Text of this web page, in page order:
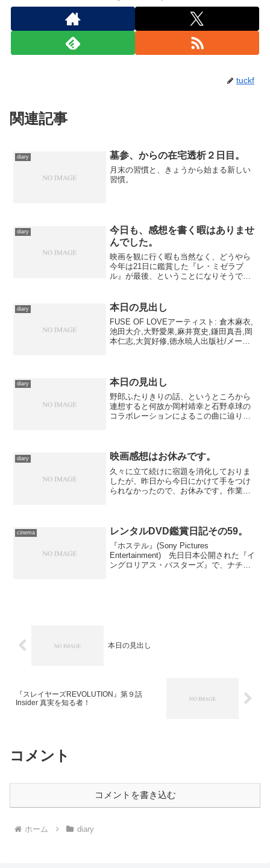
tuckf
関連記事
diary 墓参、からの在宅透析２日目。
月末の習慣と、きょうから始まる新しい
習慣。
diary
今日も、感想を書く暇はありませ
んでした。
映画を観に行く暇も当然なく、どうやら
今年は21日に鑑賞した『レ・ミゼラブ
ル』が最後、ということになりそうで
下手をすると元旦までみっちり作業を続
ける予定で、確実に年内はもう...
diary 本日の見出し
FUSE OF LOVEアーティスト: 倉木麻衣,
池田大介,大野愛果,麻井寛史,鎌田真吾,岡
本仁志,大賀好修,徳永暁人出版社/メーカ
diary 本日の見出し
野郎ふたりきりの話、というところから
連想すると何故か岡村靖幸と石野卓球の
コラボレーションによるこの曲に辿りつ
diary 映画感想はお休みです。
久々に立て続けに宿題を消化しておりま
したが、昨日から今日にかけて手をつけ
られなかったので、お休みです。作業の
宿題の数がえらいことにな...
cinema レンタルDVD鑑賞日記その59。
『ホステル』(Sony Pictures
Entertainment) 先日日本公開された『イ
ングロリアス・バスターズ』で、ナチス
本日の見出し
『スレイヤーズREVOLUTION』第９話
Insider 真実を知る者！
コメント
コメントを書き込む
ホーム diary